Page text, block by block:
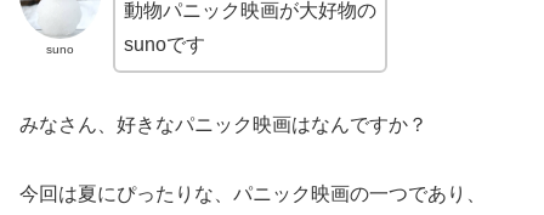
suno
動物パニック映画が大好物の
sunoです
みなさん、好きなパニック映画はなんですか？
今回は夏にぴったりな、パニック映画の一つであり、